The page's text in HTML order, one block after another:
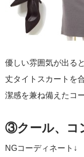
優しい雰囲気が出る
丈タイトスカートを
潔感を兼ね備えたコ
③クール、コ
NGコーディネート↓